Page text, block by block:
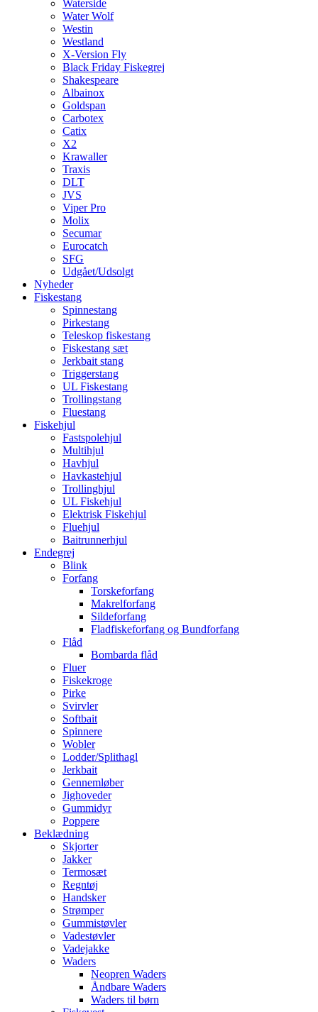
Waterside
Water Wolf
Westin
Westland
X-Version Fly
Black Friday Fiskegrej
Shakespeare
Albainox
Goldspan
Carbotex
Catix
X2
Krawaller
Traxis
DLT
JVS
Viper Pro
Molix
Secumar
Eurocatch
SFG
Udgået/Udsolgt
Nyheder
Fiskestang
Spinnestang
Pirkestang
Teleskop fiskestang
Fiskestang sæt
Jerkbait stang
Triggerstang
UL Fiskestang
Trollingstang
Fluestang
Fiskehjul
Fastspolehjul
Multihjul
Havhjul
Havkastehjul
Trollinghjul
UL Fiskehjul
Elektrisk Fiskehjul
Fluehjul
Baitrunnerhjul
Endegrej
Blink
Forfang
Torskeforfang
Makrelforfang
Sildeforfang
Fladfiskeforfang og Bundforfang
Flåd
Bombarda flåd
Fluer
Fiskekroge
Pirke
Svirvler
Softbait
Spinnere
Wobler
Lodder/Splithagl
Jerkbait
Gennemløber
Jighoveder
Gummidyr
Poppere
Beklædning
Skjorter
Jakker
Termosæt
Regntøj
Handsker
Strømper
Gummistøvler
Vadestøvler
Vadejakke
Waders
Neopren Waders
Åndbare Waders
Waders til børn